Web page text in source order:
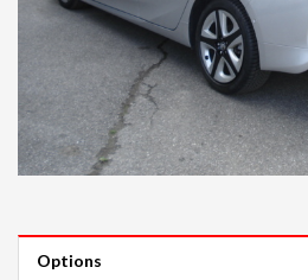
Options